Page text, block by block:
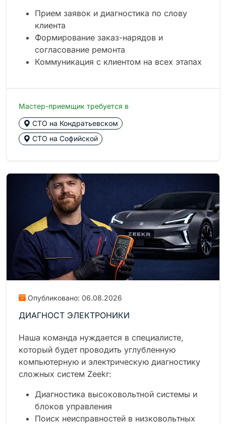
Прием заявок и диагностика по слову
клиента
Формирование заказ-нарядов и
согласование ремонта
Коммуникация с клиентом на всех этапах
Мастер-приемщик требуется в
СТО на Кондратьевском
СТО на Софийской
Опубликовано: 06.08.2026
ДИАГНОСТ ЭЛЕКТРОНИКИ
Наша команда нуждается в специалисте,
который будет проводить углубленную
компьютерную и электрическую диагностику
сложных систем Zeekr:
Диагностика высоковольтной системы и
блоков управления
Поиск неисправностей в низковольтных